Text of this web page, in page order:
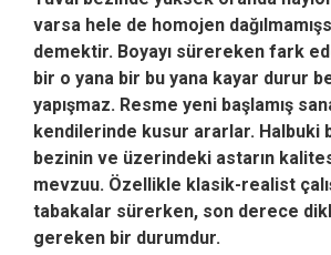
varsa hele de homojen
demektir. Boyayı sürereken fark
bir o yana bir bu yana kayar durur
yapışmaz. Resme yeni başlamış
kendilerinde kusur ararlar. Halbuki
bezinin ve üzerindeki astarın
mevzuu. Özellikle klasik-realist
tabakalar sürerken, son derece
gereken bir durumdur.